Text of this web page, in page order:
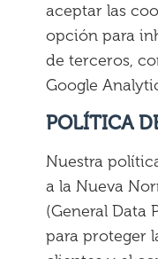
aceptar las
opción para
de terceros,
Google
POLÍTICA
Nuestra
a la Nueva
(General Data
para proteger